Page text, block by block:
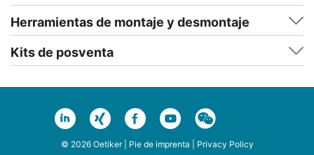
Herramientas de montaje y desmontaje
Kits de posventa
© 2026 Oetiker | Pie de imprenta Privacy Policy